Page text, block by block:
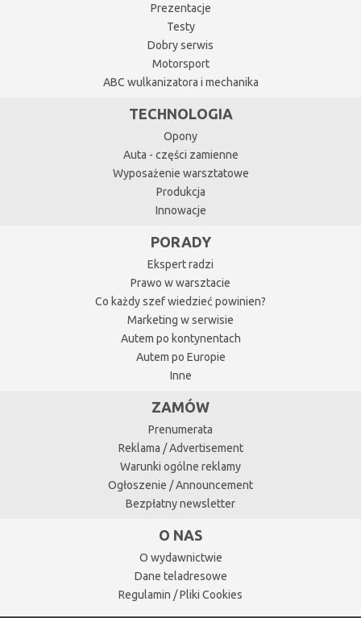
Prezentacje
Testy
Dobry serwis
Motorsport
ABC wulkanizatora i mechanika
TECHNOLOGIA
Opony
Auta - części zamienne
Wyposażenie warsztatowe
Produkcja
Innowacje
PORADY
Ekspert radzi
Prawo w warsztacie
Co każdy szef wiedzieć powinien?
Marketing w serwisie
Autem po kontynentach
Autem po Europie
Inne
ZAMÓW
Prenumerata
Reklama / Advertisement
Warunki ogólne reklamy
Ogłoszenie / Announcement
Bezpłatny newsletter
O NAS
O wydawnictwie
Dane teladresowe
Regulamin / Pliki Cookies